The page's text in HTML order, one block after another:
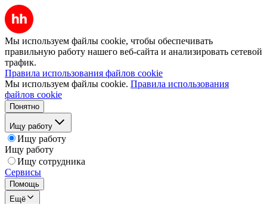
Мы используем файлы cookie, чтобы обеспечивать
правильную работу нашего веб-сайта и анализировать сетевой
трафик.
Правила использования файлов cookie
Мы используем файлы cookie. Правила использования
файлов cookie
Понятно
Ищу работу
Ищу работу
Ищу работу
Ищу сотрудника
Сервисы
Помощь
Ещё